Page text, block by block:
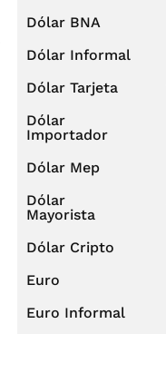
Dólar BNA
Dólar Informal
Dólar Tarjeta
Dólar
Importador
Dólar Mep
Dólar
Mayorista
Dólar Cripto
Euro
Euro Informal